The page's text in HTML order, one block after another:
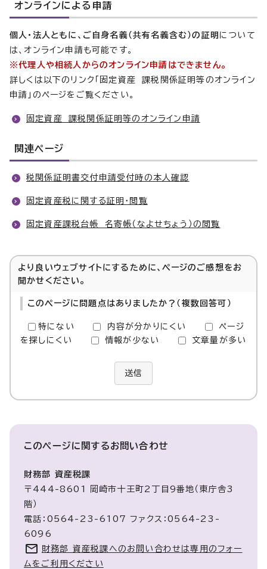
オンラインによる申請
個人・法人ともに、ご自身名義（共有名義含む）の証明 について
は、オンライン申請も可能です。
※代理人や相続人からのオンライン申請はできません。
詳しくは以下のリンク「固定資産 課税関係証明等のオンライン
申請」のページをご覧ください。
固定資産 課税関係証明等のオンライン申請
関連ページ
税関係証明書交付申請受付時の本人確認
固定資産税に関する証明・閲覧
固定資産課税台帳 名寄帳（なよせちょう）の閲覧
より良いウェブサイトにするために、ページのご感想をお
聞かせください。
このページに問題点はありましたか？（複数回答可）
特にない 内容が分かりにくい
ページ
を探しにくい
情報が少ない 文章量が多い
送信
このページに関するお問い合わせ
財務部 資産税課
〒444-8601 岡崎市十王町2丁目9番地（東庁舎3
階）
電話：0564-23-6107 ファクス：0564-23-
6096
財務部 資産税課へのお問い合わせは専用のフォー
ムをご利用ください